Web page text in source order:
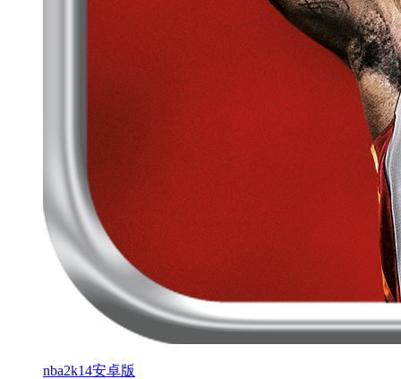
nba2k14安卓版